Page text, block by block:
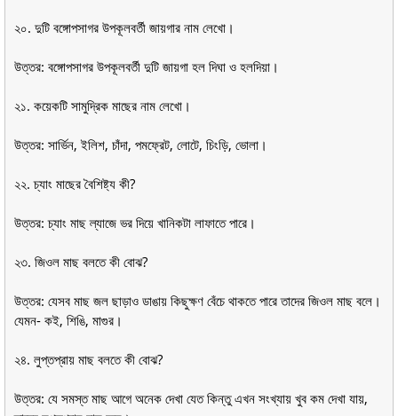
২০. দুটি বঙ্গোপসাগর উপকূলবর্তী জায়গার নাম লেখো।
উত্তর: বঙ্গোপসাগর উপকূলবর্তী দুটি জায়গা হল দিঘা ও হলদিয়া।
২১. কয়েকটি সামুদ্রিক মাছের নাম লেখো।
উত্তর: সার্ভিন, ইলিশ, চাঁদা, পমফ্রেট, লোটে, চিংড়ি, ভোলা।
২২. চ্যাং মাছের বৈশিষ্ট্য কী?
উত্তর: চ্যাং মাছ ল্যাজে ভর দিয়ে খানিকটা লাফাতে পারে।
২৩. জিওল মাছ বলতে কী বোঝ?
উত্তর: যেসব মাছ জল ছাড়াও ডাঙায় কিছুক্ষণ বেঁচে থাকতে পারে তাদের জিওল মাছ বলে।
যেমন- কই, শিঙি, মাগুর।
২৪. লুপ্তপ্রায় মাছ বলতে কী বোঝ?
উত্তর: যে সমস্ত মাছ আগে অনেক দেখা যেত কিন্তু এখন সংখ্যায় খুব কম দেখা যায়,